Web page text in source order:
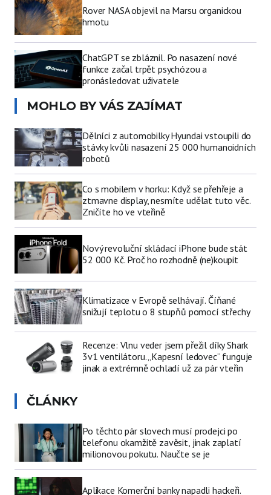
Rover NASA objevil na Marsu organickou
hmotu
ChatGPT se zbláznil. Po nasazení nové
funkce začal trpět psychózou a
pronásledovat uživatele
MOHLO BY VÁS ZAJÍMAT
Dělníci z automobilky Hyundai vstoupili do
stávky kvůli nasazení 25 000 humanoidních
robotů
Co s mobilem v horku: Když se přehřeje a
ztmavne display, nesmíte udělat tuto věc.
Zničíte ho ve vteřině
Nový revoluční skládací iPhone bude stát
52 000 Kč. Proč ho rozhodně (ne)koupit
Klimatizace v Evropě selhávají. Číňané
snižují teplotu o 8 stupňů pomocí střechy
Recenze: Vlnu veder jsem přežil díky Shark
3v1 ventilátoru. „Kapesní ledovec“ funguje
jinak a extrémně ochladí už za pár vteřin
ČLÁNKY
Po těchto pár slovech musí prodejci po
telefonu okamžitě zavěsit, jinak zaplatí
milionovou pokutu. Naučte se je
Aplikace Komerční banky napadli hackeři.